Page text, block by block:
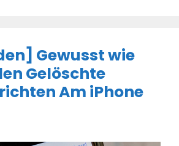
Gewusst wie
Gelöschte
Am iPhone